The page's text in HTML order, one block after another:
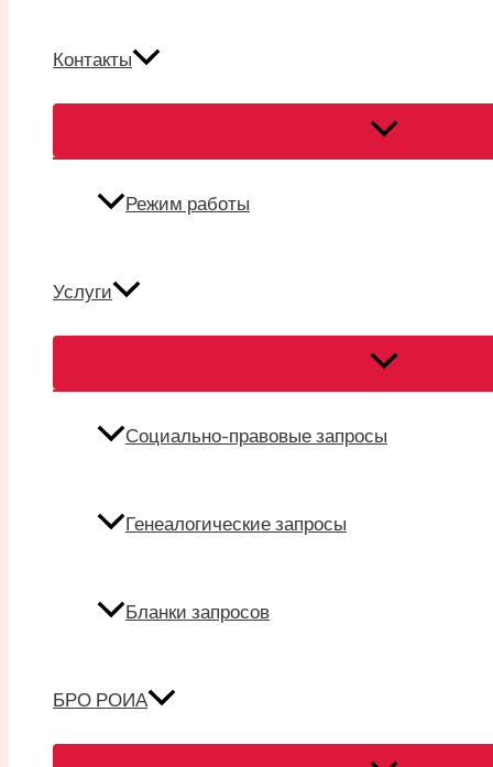
Контакты
Режим работы
Услуги
Социально-правовые запросы
Генеалогические запросы
Бланки запросов
БРО РОИА